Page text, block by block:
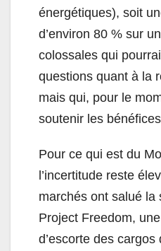
énergétiques), soit
d’environ 80 % sur
colossales qui
questions quant à la
mais qui, pour le
soutenir les
Pour ce qui est du
l’incertitude reste
marchés ont salué la
Project Freedom,
d’escorte des